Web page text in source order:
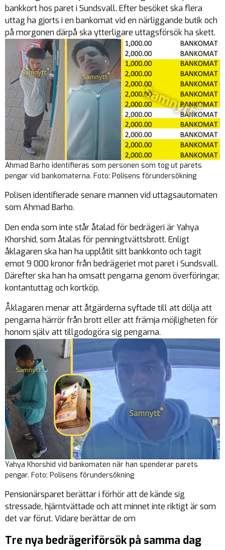
bankkort hos paret i Sundsvall. Efter besöket ska flera
uttag ha gjorts i en bankomat vid en närliggande butik och
på morgonen därpå ska ytterligare uttagsförsök ha skett.
Ahmad Barho identifieras som personen som tog ut parets
pengar vid bankomaterna. Foto: Polisens förundersökning
Polisen identifierade senare mannen vid uttagsautomaten
som Ahmad Barho.
Den enda som inte står åtalad för bedrägeri är Yahya
Khorshid, som åtalas för penningtvättsbrott. Enligt
åklagaren ska han ha upplåtit sitt bankkonto och tagit
emot 9 000 kronor från bedrägeriet mot paret i Sundsvall.
Därefter ska han ha omsatt pengarna genom överföringar,
kontantuttag och kortköp.
Åklagaren menar att åtgärderna syftade till att dölja att
pengarna härrör från brott eller att främja möjligheten för
honom själv att tillgodogöra sig pengarna.
Yahya Khorshid vid bankomaten när han spenderar parets
pengar. Foto: Polisens förundersökning
Pensionärsparet berättar i förhör att de kände sig
stressade, hjärntvättade och att minnet inte riktigt är som
det var förut. Vidare berättar de om
Tre nya bedrägeriförsök på samma dag